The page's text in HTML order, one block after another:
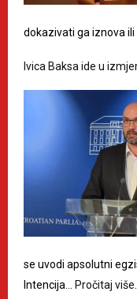
dokazivati ga iznova ili
Ivica Baksa ide u
se uvodi apsolutni
Intencija…
Pročitaj više…